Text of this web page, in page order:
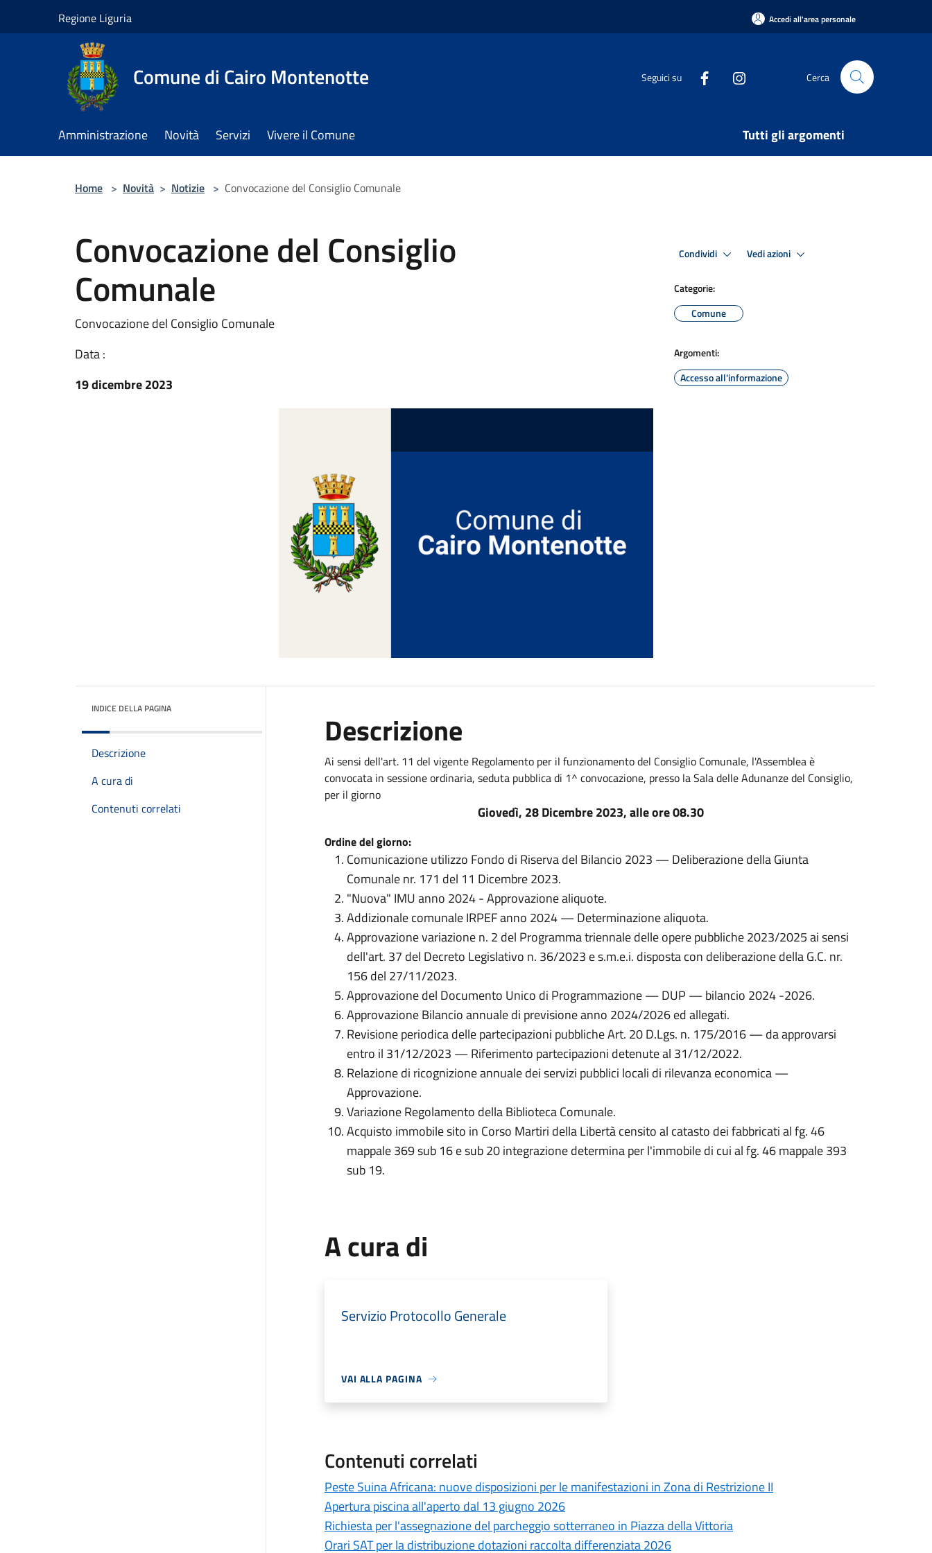
Regione Liguria Accedi all'area personale
Comune di Cairo Montenotte Seguici su Cerca
Amministrazione Novità Servizi Vivere il Comune Tutti gli argomenti
Home > Novità > Notizie > Convocazione del Consiglio Comunale
Convocazione del Consiglio
Comunale
Convocazione del Consiglio Comunale
Data :
19 dicembre 2023
Condividi Vedi azioni
Categorie:
Comune
Argomenti:
Accesso all'informazione
INDICE DELLA PAGINA
Descrizione
A cura di
Contenuti correlati
Descrizione
Ai sensi dell'art. 11 del vigente Regolamento per il funzionamento del Consiglio Comunale, l'Assemblea è
convocata in sessione ordinaria, seduta pubblica di 1^ convocazione, presso la Sala delle Adunanze del Consiglio,
per il giorno
Giovedì, 28 Dicembre 2023, alle ore 08.30
Ordine del giorno:
Comunicazione utilizzo Fondo di Riserva del Bilancio 2023 — Deliberazione della Giunta
Comunale nr. 171 del 11 Dicembre 2023.
"Nuova" IMU anno 2024 - Approvazione aliquote.
Addizionale comunale IRPEF anno 2024 — Determinazione aliquota.
Approvazione variazione n. 2 del Programma triennale delle opere pubbliche 2023/2025 ai sensi
dell'art. 37 del Decreto Legislativo n. 36/2023 e s.m.e.i. disposta con deliberazione della G.C. nr.
156 del 27/11/2023.
Approvazione del Documento Unico di Programmazione — DUP — bilancio 2024 -2026.
Approvazione Bilancio annuale di previsione anno 2024/2026 ed allegati.
Revisione periodica delle partecipazioni pubbliche Art. 20 D.Lgs. n. 175/2016 — da approvarsi
entro il 31/12/2023 — Riferimento partecipazioni detenute al 31/12/2022.
Relazione di ricognizione annuale dei servizi pubblici locali di rilevanza economica —
Approvazione.
Variazione Regolamento della Biblioteca Comunale.
Acquisto immobile sito in Corso Martiri della Libertà censito al catasto dei fabbricati al fg. 46
mappale 369 sub 16 e sub 20 integrazione determina per l'immobile di cui al fg. 46 mappale 393
sub 19.
A cura di
Servizio Protocollo Generale
VAI ALLA PAGINA
Contenuti correlati
Peste Suina Africana: nuove disposizioni per le manifestazioni in Zona di Restrizione II
Apertura piscina all'aperto dal 13 giugno 2026
Richiesta per l'assegnazione del parcheggio sotterraneo in Piazza della Vittoria
Orari SAT per la distribuzione dotazioni raccolta differenziata 2026